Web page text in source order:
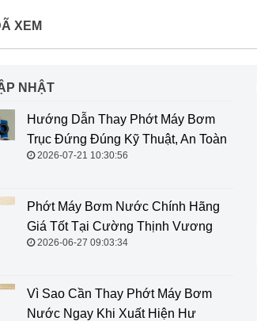
XEM
NHẬT
Hướng Dẫn Thay Phớt Máy Bơm
Trục Đứng Đúng Kỹ Thuật, An Toàn
2026-07-21 10:30:56
Phớt Máy Bơm Nước Chính Hãng
Giá Tốt Tại Cường Thịnh Vương
2026-06-27 09:03:34
Vì Sao Cần Thay Phớt Máy Bơm
Nước Ngay Khi Xuất Hiện Hư